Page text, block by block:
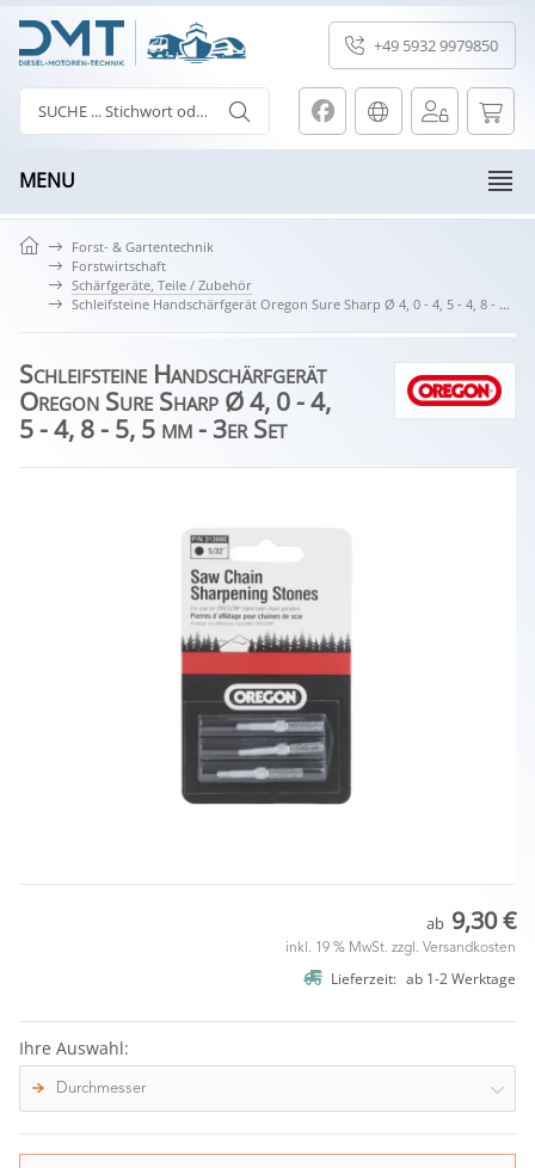
+49 5932 9979850
MENU
Forst- & Gartentechnik
Forstwirtschaft
Schärfgeräte, Teile / Zubehör
Schleifsteine Handschärfgerät Oregon Sure Sharp Ø 4, 0 - 4, 5 - 4, 8 - 5, 5 mm - 3er Set
Schleifsteine Handschärfgerät
Oregon Sure Sharp Ø 4, 0 - 4,
5 - 4, 8 - 5, 5 mm - 3er Set
ab 9,30 €
inkl. 19 % MwSt. zzgl. Versandkosten
Lieferzeit: ab 1-2 Werktage
Ihre Auswahl:
Durchmesser